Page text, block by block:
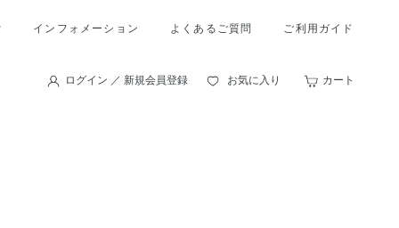
インフォメーション よくあるご質問 ご利用ガイド
ログイン ／ 新規会員登録 お気に入り カート